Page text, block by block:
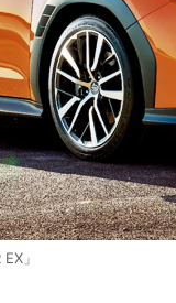
」